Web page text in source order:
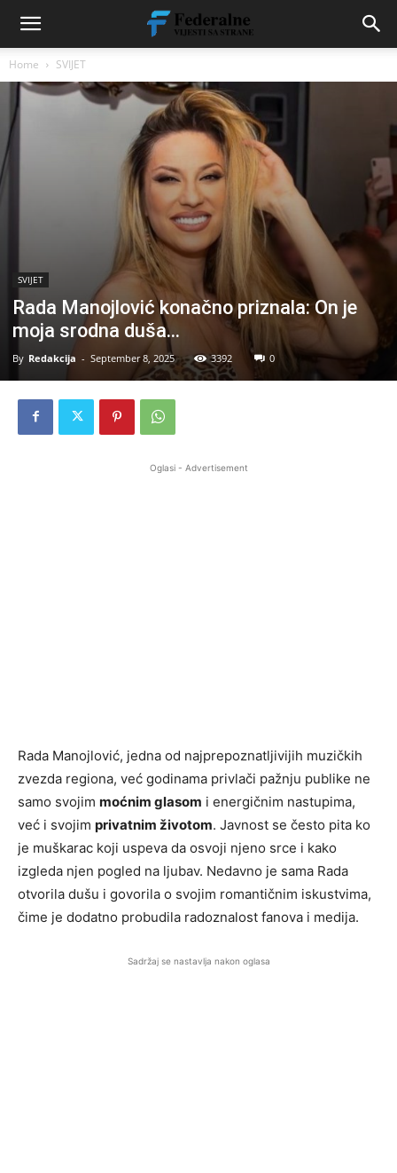
Home SVIJET
SVIJET
Rada Manojlović konačno priznala: On je
moja srodna duša…
By Redakcija - September 8, 2025 3392 0
Oglasi - Advertisement
Rada Manojlović, jedna od najprepoznatljivijih muzičkih
zvezda regiona, već godinama privlači pažnju publike ne
samo svojim moćnim glasom i energičnim nastupima,
već i svojim privatnim životom. Javnost se često pita ko
je muškarac koji uspeva da osvoji njeno srce i kako
izgleda njen pogled na ljubav. Nedavno je sama Rada
otvorila dušu i govorila o svojim romantičnim iskustvima,
čime je dodatno probudila radoznalost fanova i medija.
Sadržaj se nastavlja nakon oglasa